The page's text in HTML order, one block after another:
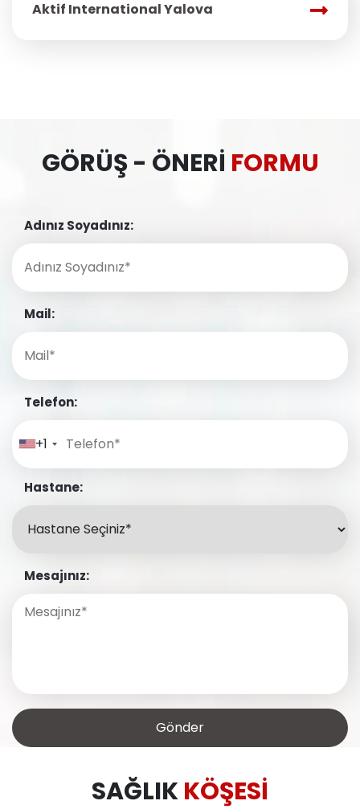
Aktif International Yalova
GÖRÜŞ - ÖNERI FORMU
Adınız Soyadınız:
Mail:
Telefon:
+1
Hastane:
Mesajınız:
SAĞLIKKÖŞESI